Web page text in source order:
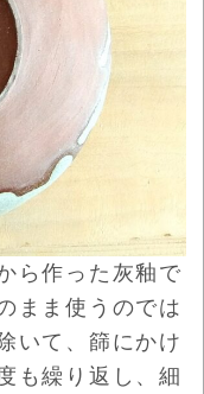
ら作った灰釉で
まま使うのでは
いて、 篩にかけ
も繰り返し、細